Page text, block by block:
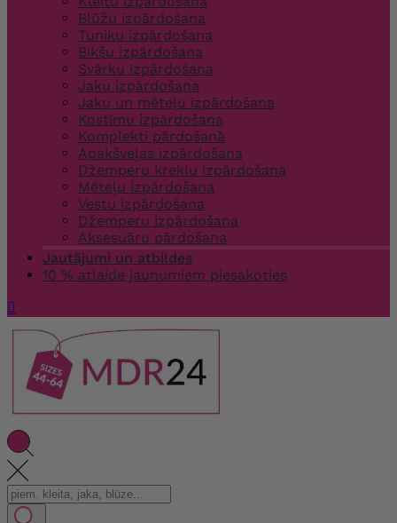
Blūžu izpārdošana
Tuniku izpārdošana
Bikšu izpārdošana
Svārku izpārdošana
Jaku izpārdošana
Jaku un mēteļu izpārdošana
Kostīmu izpārdošana
Komplekti pārdošanā
Apakšveļas izpārdošana
Džemperu kreklu izpārdošana
Mēteļu izpārdošana
Vestu izpārdošana
Džemperu izpārdošana
Aksesuāru pārdošana
Jautājumi un atbildes
10 % atlaide jaunumiem piesakoties
